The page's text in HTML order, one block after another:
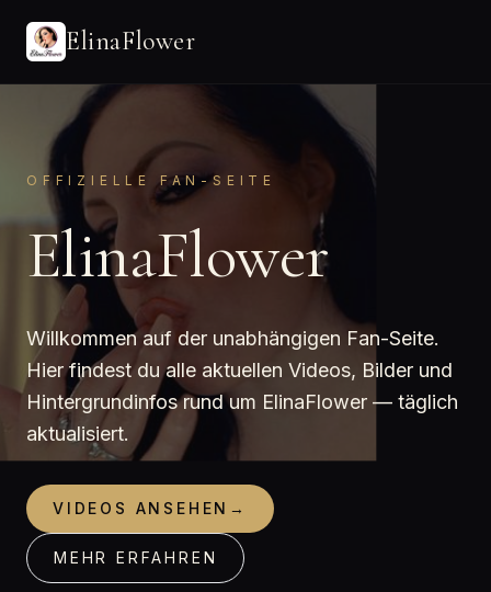
ElinaFlower
OFFIZIELLE FAN-SEITE
ElinaFlower
Willkommen auf der unabhängigen Fan-Seite.
Hier findest du alle aktuellen Videos, Bilder und
Hintergrundinfos rund um ElinaFlower — täglich
aktualisiert.
VIDEOS ANSEHEN →
MEHR ERFAHREN